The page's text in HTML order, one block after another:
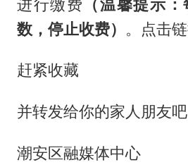
进行缴费 （温馨提示
数，停止收费） 。点击
赶紧收藏
并转发给你的家人朋友
潮安区融媒体中心